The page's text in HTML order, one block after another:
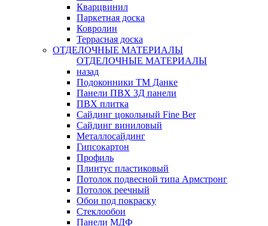
Кварцвинил
Паркетная доска
Ковролин
Террасная доска
ОТДЕЛОЧНЫЕ МАТЕРИАЛЫ
ОТДЕЛОЧНЫЕ МАТЕРИАЛЫ
назад
Подоконники ТМ Данке
Панели ПВХ 3Д панели
ПВХ плитка
Сайдинг цокольный Fine Ber
Сайдинг виниловый
Металлосайдинг
Гипсокартон
Профиль
Плинтус пластиковый
Потолок подвесной типа Армстронг
Потолок реечный
Обои под покраску
Стеклообои
Панели МДФ